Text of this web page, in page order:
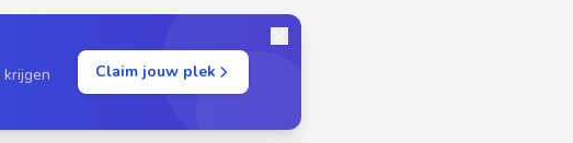
krijgen
Claim jouw plek